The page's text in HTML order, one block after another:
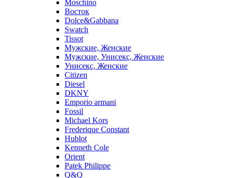
Moschino
Восток
Dolce&Gabbana
Swatch
Tissot
Мужские, Женские
Мужские, Унисекс, Женские
Унисекс, Женские
Citizen
Diesel
DKNY
Emporio armani
Fossil
Michael Kors
Frederique Constant
Hublot
Kenneth Cole
Orient
Patek Philippe
Q&Q